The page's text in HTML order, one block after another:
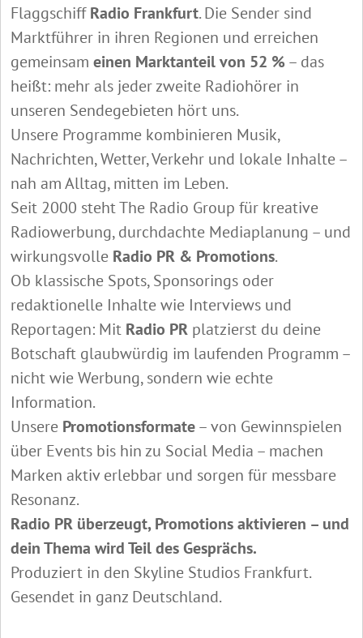
FlaggschiffRadio Frankfurt. Die Sender sind
Marktführer in ihren Regionen und erreichen
gemeinsam einen Marktanteil von 52 % – das
heißt: mehr als jeder zweite Radiohörer in
unseren Sendegebieten hört uns.
Unsere Programme kombinieren Musik,
Nachrichten, Wetter, Verkehr und lokale Inhalte –
nah am Alltag, mitten im Leben.
Seit 2000 steht The Radio Group für kreative
Radiowerbung, durchdachte Mediaplanung – und
wirkungsvolle Radio PR & Promotions.
Ob klassische Spots, Sponsorings oder
redaktionelle Inhalte wie Interviews und
Reportagen: Mit Radio PR platzierst du deine
Botschaft glaubwürdig im laufenden Programm –
nicht wie Werbung, sondern wie echte
Information.
Unsere Promotionsformate– von Gewinnspielen
über Events bis hin zu Social Media – machen
Marken aktiv erlebbar und sorgen für messbare
Resonanz.
Radio PR überzeugt, Promotions aktivieren – und
dein Thema wird Teil des Gesprächs.
Produziert in den Skyline Studios Frankfurt.
Gesendet in ganz Deutschland.